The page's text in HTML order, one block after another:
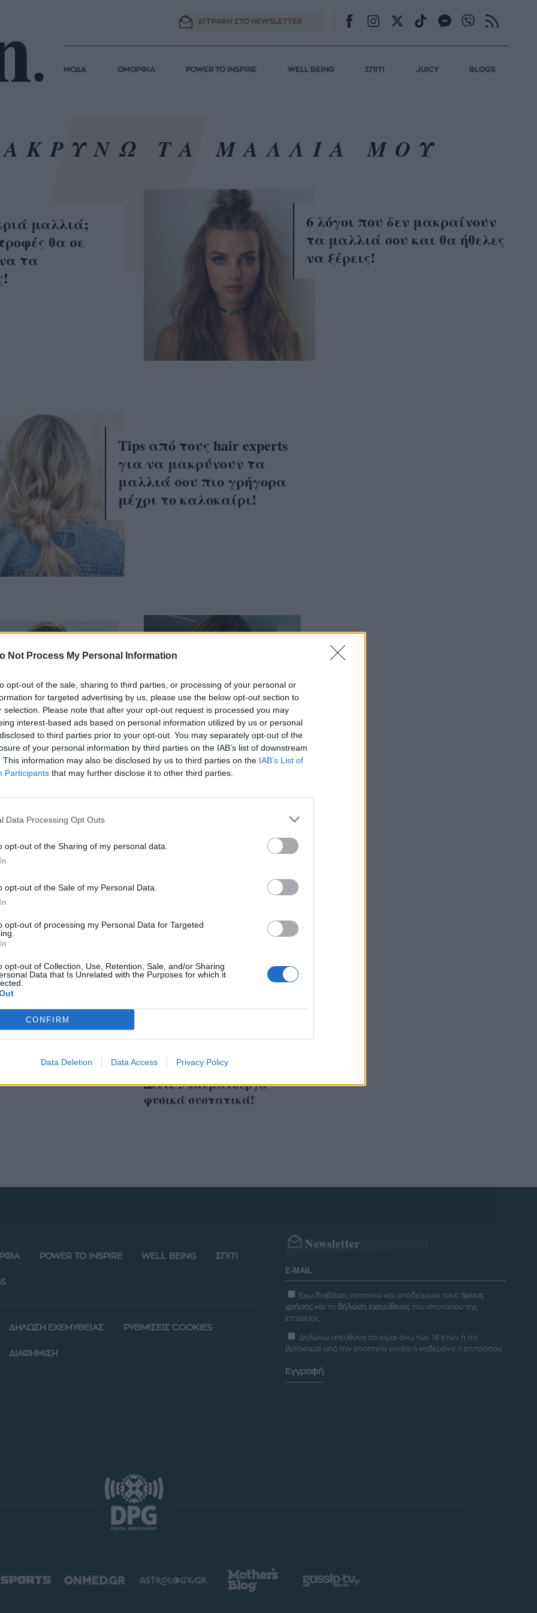
Not Process My Personal Information
opt-out of the sale, sharing to third parties, or processing of your personal or
for targeted advertising by us, please use the below opt-out section to
selection. Please note that after your opt-out request is processed you may
interest-based ads based on personal information utilized by us or personal
to third parties prior to your opt-out. You may separately opt-out of the
of your personal information by third parties on the IAB’s list of downstream
This information may also be disclosed by us to third parties on the IAB’s List of
Participants that may further disclose it to other third parties.
Data Processing Opt Outs
opt-out of the Sharing of my personal data.
opt-out of the Sale of my Personal Data.
opt-out of processing my Personal Data for Targeted
opt-out of Collection, Use, Retention, Sale, and/or Sharing
Data that Is Unrelated with the Purposes for which it
CONFIRM
Data Deletion Data Access Privacy Policy
ΕΓΓΡΑΦΗ ΣΤΟ NEWSLETTER
ΜΟΔΑ ΟΜΟΡΦΙΑ POWER TO INSPIRE WELL BEING ΣΠΙΤΙ JUICY BLOGS
ΤΑ ΜΑΛΛΙΑ ΜΟΥ
μαλλιά;
θα σε
τα
6 λόγοι που δεν μακραίνουν
τα μαλλιά σου και θα ήθελες
να ξέρεις!
Tips από τους hair experts
για να μακρύνουν τα
μαλλιά σου πιο γρήγορα
μέχρι το καλοκαίρι!
πιο
με 3 μόλις
συνταγές για να μακρύνουν
πιο γρήγορα τα μαλλιά σου!
μακρύνετε γρήγορα
σας με πράσινο
Θέλετε να μακρύνουν
γρήγορα τα μαλλιά σας;
Δείτε 3 θαυματουργά
φυσικά συστατικά!
POWER TO INSPIRE WELL BEING ΣΠΙΤΙ
ΔΗΛΩΣΗ ΕΧΕΜΥΘΕΙΑΣ ΡΥΘΜΙΣΕΙΣ COOKIES
ΔΙΑΦΗΜΙΣΗ
Newsletter
Έχω διαβάσει, κατανοώ και αποδέχομαι τους όρους
χρήσης και τη δήλωση εχεμύθειας του ιστοτόπου της
εταιρείας
Δηλώνω υπεύθυνα ότι είμαι άνω των 18 ετών ή ότι
βρίσκομαι υπό την εποπτεία γονέα ή κηδεμόνα ή επιτρόπου
Εγγραφή